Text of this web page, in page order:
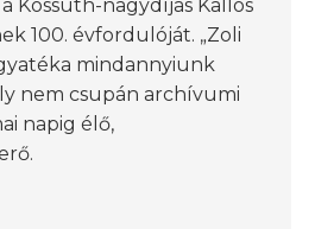
Kossuth-nagydíjas Kallós
100. évfordulóját. „Zoli
mindannyiunk
nem csupán archívumi
napig élő,